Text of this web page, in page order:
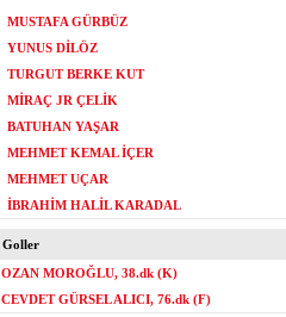
MUSTAFA GÜRBÜZ
YUNUS DİLÖZ
TURGUT BERKE KUT
MİRAÇ JR ÇELİK
BATUHAN YAŞAR
MEHMET KEMAL İÇER
MEHMET UÇAR
İBRAHİM HALİL KARADAL
Goller
OZAN MOROĞLU, 38.dk (K)
CEVDET GÜRSEL ALICI, 76.dk (F)